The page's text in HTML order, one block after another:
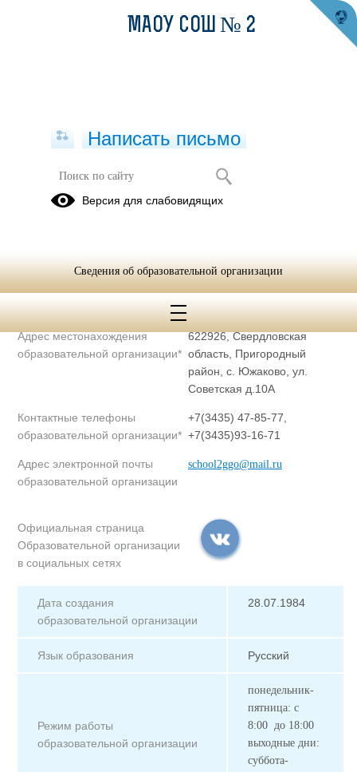
Полное наименование
образовательной организации* общеобразовательное
образовательной организации*
Адрес местонахождения
образовательной организации*
622926, Свердловская
область, Пригородный
район, с. Южаково, ул.
Советская д.10А
Контактные телефоны
образовательной организации*
+7(3435) 47-85-77,
+7(3435)93-16-71
Адрес электронной почты
образовательной организации
school2ggo@mail.ru
Официальная страница
Образовательной организации
в социальных сетях
Дата создания
образовательной организации
28.07.1984
Язык образования Русский
Режим работы
образовательной организации
понедельник-
пятница: с
8:00 до 18:00
выходные дни:
суббота-
МАОУ СОШ № 2
Написать письмо
Версия для слабовидящих
Сведения об образовательной организации